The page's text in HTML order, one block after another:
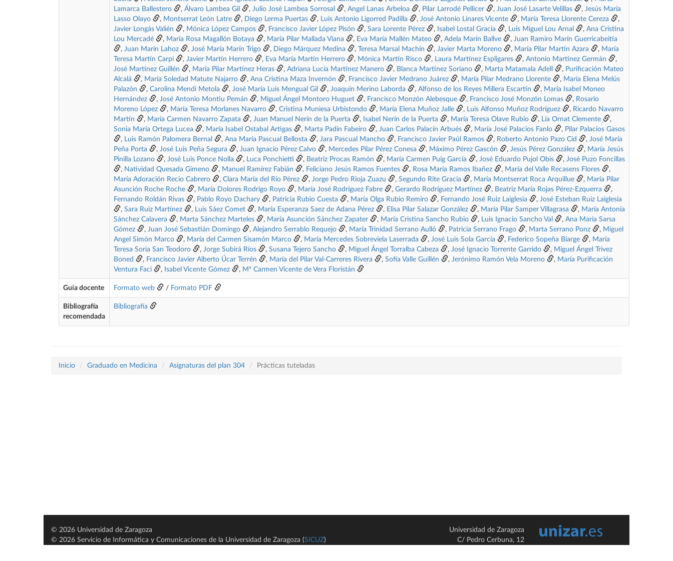
Lamarca Ballestero
, Álvaro Lambea Gil , Julio José Lambea Sorrosal , Angel Lanas Arbeloa , Pilar Larrodé Pellicer , Juan José Lasarte Velillas , Jesús María
Lasso Olayo
, Montserrat León Latre , Diego Lerma Puertas , Luis Antonio Ligorred Padilla , José Antonio Linares Vicente , María Teresa Llorente Cereza
,
Javier Longás Valién
, Mónica López Campos , Francisco Javier López Pisón , Sara Lorente Pérez , Isabel Lostal Gracia , Luis Miguel Lou Arnal , Ana Cristina
Lou Mercadé
, María Rosa Magallón Botaya , María Pilar Mallada Viana , Eva María Mallén Mateo , Adela Marín Ballve , Juan Ramiro Marín Guerricabeitía
, Juan Marín Lahoz , José María Marín Trigo , Diego Márquez Medina , Teresa Marsal Machín , Javier Marta Moreno , María Pilar Martín Azara , María
Teresa Martín Carpi
, Javier Martín Herrero , Eva María Martín Herrero , Mónica Martín Risco , Laura Martínez Espligares , Antonio Martínez Germán
,
José Martínez Guillén
, María Pilar Martínez Heras , Adriana Lucía Martínez Manero , Blanca Martínez Soriano , Marta Matamala Adell , Purificación Mateo
Alcalá
, María Soledad Matute Najarro , Ana Cristina Maza Invernón , Francisco Javier Medrano Juárez , María Pilar Medrano Llorente , María Elena Melús
Palazón
, Carolina Mendi Metola , José María Luis Mengual Gil , Joaquín Merino Laborda , Alfonso de los Reyes Millera Escartín , María Isabel Moneo
Hernández
, José Antonio Montiu Pemán , Miguel Ángel Montoro Huguet , Francisco Monzón Alebesque , Francisco José Monzón Lomas , Rosario
Moreno López
, María Teresa Morlanes Navarro , Cristina Muniesa Urbistondo , María Elena Muñoz Jalle , Luis Alfonso Muñoz Rodríguez , Ricardo Navarro
Martín
, María Carmen Navarro Zapata , Juan Manuel Nerín de la Puerta , Isabel Nerín de la Puerta , María Teresa Olave Rubio , Lía Ornat Clemente
,
Sonia María Ortega Lucea
, María Isabel Ostabal Artigas , Marta Padín Fabeiro , Juan Carlos Palacín Arbués , María José Palacios Fanlo , Pilar Palacios Gasos
, Luis Ramón Palomera Bernal , Ana María Pascual Bellosta , Jara Pascual Mancho , Francisco Javier Paúl Ramos , Roberto Antonio Pazo Cid , José María
Peña Porta
, José Luis Peña Segura , Juan Ignacio Pérez Calvo , Mercedes Pilar Pérez Conesa , Máximo Pérez Gascón , Jesús Pérez González , María Jesús
Pinilla Lozano
, José Luis Ponce Nolla , Luca Ponchietti , Beatriz Procas Ramón , María Carmen Puig García , José Eduardo Pujol Obis , José Puzo Foncillas
, Natividad Quesada Gimeno , Manuel Ramírez Fabián , Feliciano Jesús Ramos Fuentes , Rosa María Ramos Ibañez , María del Valle Recasens Flores
,
María Adoración Recio Cabrero
, Clara María del Río Pérez , Jorge Pedro Rioja Zuazu , Segundo Rite Gracia , María Montserrat Roca Arquillue , María Pilar
Asunción Roche Roche
, María Dolores Rodrigo Royo , María José Rodríguez Fabre , Gerardo Rodríguez Martínez , Beatriz María Rojas Pérez-Ezquerra
,
Fernando Roldán Rivas
, Pablo Royo Dachary , Patricia Rubio Cuesta , María Olga Rubio Remiro , Fernando José Ruiz Laiglesia , José Esteban Ruiz Laiglesia
, Sara Ruiz Martínez , Luis Sáez Comet , María Esperanza Saez de Adana Pérez , Elisa Pilar Salazar González , María Pilar Samper Villagrasa , María Antonia
Sánchez Calavera
, Marta Sánchez Marteles , María Asunción Sánchez Zapater , María Cristina Sancho Rubio , Luis Ignacio Sancho Val , Ana María Sarsa
Gómez
, Juan José Sebastián Domingo , Alejandro Serrablo Requejo , María Trinidad Serrano Aulló , Patricia Serrano Frago , Marta Serrano Ponz , Miguel
Angel Simón Marco
, María del Carmen Sisamón Marco , María Mercedes Sobreviela Laserrada , José Luis Sola García , Federico Sopeña Biarge , María
Teresa Soria San Teodoro
, Jorge Subirá Ríos , Susana Tejero Sancho , Miguel Ángel Torralba Cabeza , José Ignacio Torrente Garrido , Miguel Ángel Trivez
Boned
, Francisco Javier Alberto Úcar Terrén , María del Pilar Val-Carreres Rivera , Sofía Valle Guillén , Jerónimo Ramón Vela Moreno , María Purificación
Ventura Faci
, Isabel Vicente Gómez , Mª Carmen Vicente de Vera Floristán
Guía docente Formato web / Formato PDF
Bibliografía
recomendada
Bibliografía
Inicio Graduado en Medicina Asignaturas del plan 304 Prácticas tuteladas
© 2026 Universidad de Zaragoza
© 2026 Servicio de Informática y Comunicaciones de la Universidad de Zaragoza (SICUZ)
Universidad de Zaragoza
C/ Pedro Cerbuna, 12